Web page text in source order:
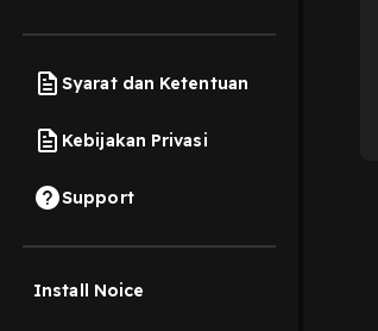
Syarat dan Ketentuan
Kebijakan Privasi
Support
Install Noice